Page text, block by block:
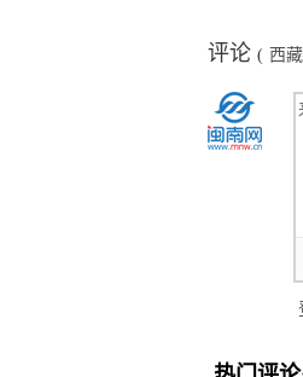
评论 ( 西